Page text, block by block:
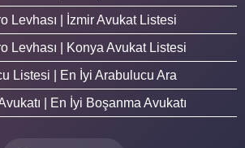
Levhası | İzmir Avukat Listesi
Levhası | Konya Avukat Listesi
Listesi | En İyi Arabulucu Ara
| En İyi Boşanma Avukatı